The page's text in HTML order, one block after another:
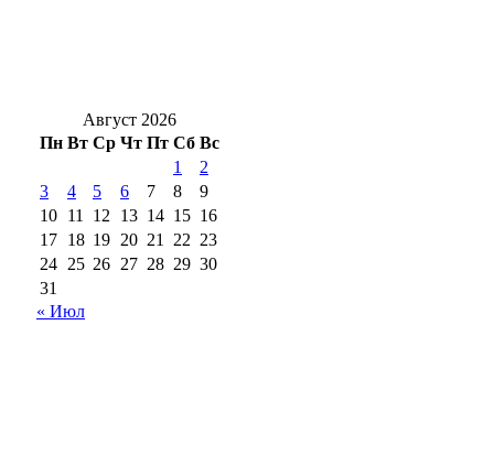
Август 2026
Пн Вт Ср Чт Пт Сб Вс
1
2
3
4 5 6 7 8
9
10 11 12 13 14 15 16
17 18 19 20 21 22 23
24 25 26 27 28 29 30
31
« Июл